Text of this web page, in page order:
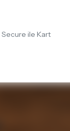
Secure ile Kart